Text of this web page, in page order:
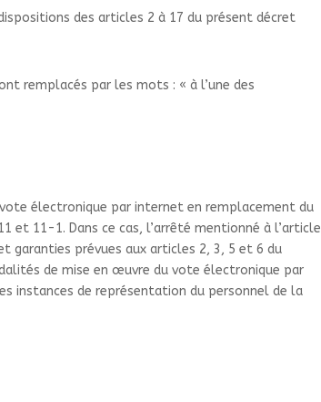
des articles 2 à 17 du présent décret
remplacés par les mots : « à l’une des
électronique par internet en remplacement du
et 11-1. Dans ce cas, l’arrêté mentionné à l’article
garanties prévues aux articles 2, 3, 5 et 6 du
de mise en œuvre du vote électronique par
instances de représentation du personnel de la